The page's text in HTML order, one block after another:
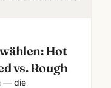
Hot
vs. Rough
— die